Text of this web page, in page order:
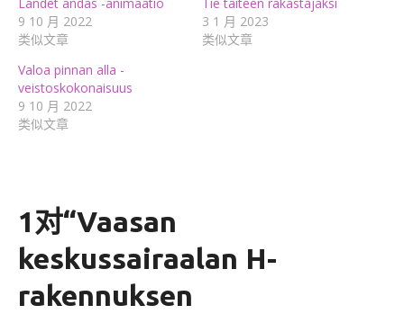
9 10 月 2022
类似文章
3 1 月 2023
类似文章
Valoa pinnan alla -
veistoskokonaisuus
9 10 月 2022
类似文章
1对“Vaasan
keskussairaalan H-
rakennuksen